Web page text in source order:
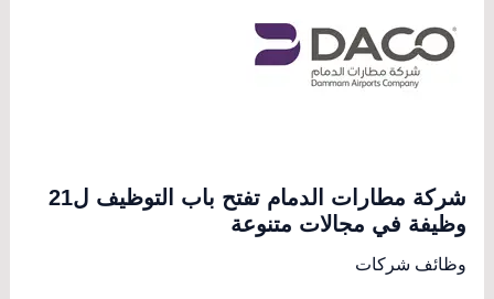
شركة مطارات الدمام تفتح باب التوظيف ل21
وظيفة في مجالات متنوعة
وظائف شركات